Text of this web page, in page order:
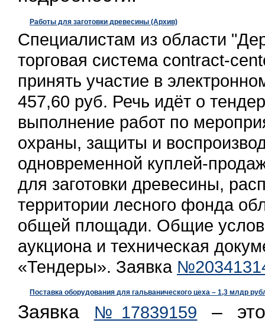
Работы для заготовки древесины (Архив)
Специалистам из области
торговая система contract-
принять участие в
457,60 руб. Речь идёт о
выполнение работ по
охраны, защиты и
одновременной куплей-
для заготовки древесины,
территории лесного фонда
общей площади. Общие
аукциона и техническая
«Тендеры». Заявка
Поставка оборудования для гальванического цеха – 1,3 млдр
Заявка №17839159 –